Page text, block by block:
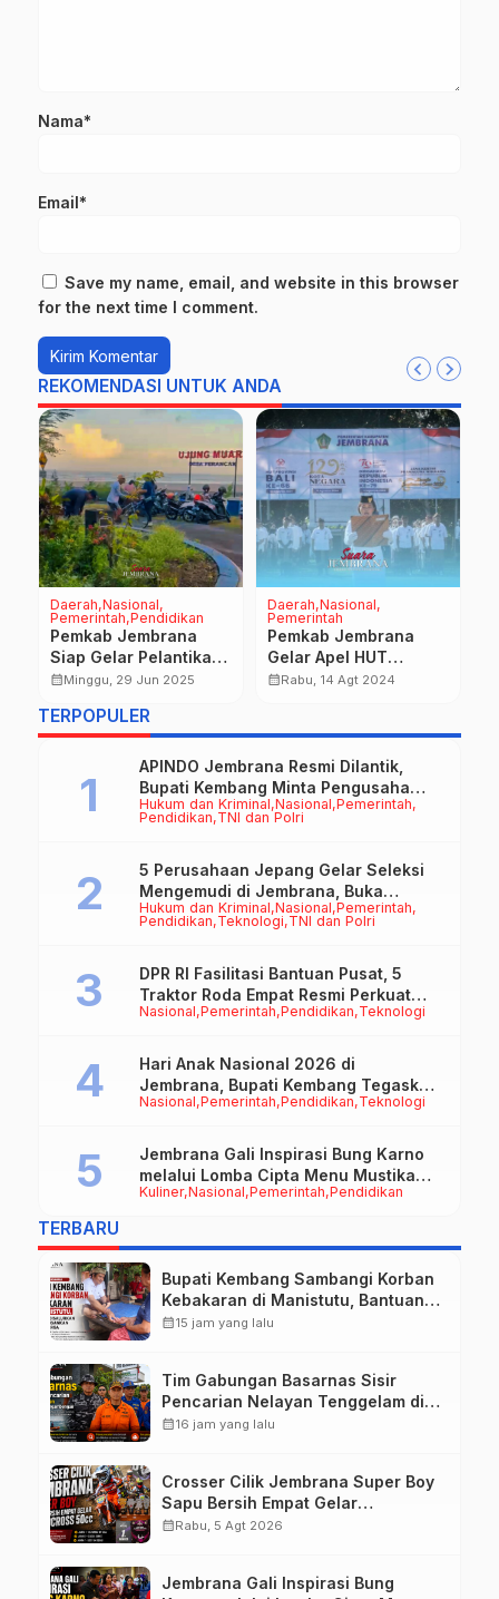
Nama*
Email*
Save my name, email, and website in this browser
for the next time I comment.
REKOMENDASI UNTUK ANDA
Daerah Nasional
Pemerintah Pendidikan
Pemkab Jembrana
Siap Gelar Pelantikan
P3K di Taman Ujung
calendar_monthMinggu, 29 Jun 2025
Daerah Nasional
Pemerintah
Pemkab Jembrana
Gelar Apel HUT
Provinsi Bali “Prajahita
calendar_monthRabu, 14 Agt 2024
TERPOPULER
Hukum dan Kriminal Nasional Pemerintah
Pendidikan TNI dan Polri
APINDO Jembrana Resmi Dilantik,
Bupati Kembang Minta Pengusaha
Jadi Motor Penggerak Ekonomi
Hukum dan Kriminal Nasional Pemerintah
Pendidikan Teknologi TNI dan Polri
5 Perusahaan Jepang Gelar Seleksi
Mengemudi di Jembrana, Buka
Peluang Kerja bagi Calon PMI
Nasional Pemerintah Pendidikan Teknologi
DPR RI Fasilitasi Bantuan Pusat, 5
Traktor Roda Empat Resmi Perkuat
Mekanisasi Pertanian Jembrana
Nasional Pemerintah Pendidikan Teknologi
Hari Anak Nasional 2026 di
Jembrana, Bupati Kembang Tegaskan
Pentingnya Karakter dan Budaya di
Kuliner Nasional Pemerintah Pendidikan
Jembrana Gali Inspirasi Bung Karno
melalui Lomba Cipta Menu Mustika
Rasa
TERBARU
Bupati Kembang Sambangi Korban
Kebakaran di Manistutu, Bantuan
Disalurkan untuk Ringankan Beban
calendar_month15 jam yang lalu
Tim Gabungan Basarnas Sisir
Pencarian Nelayan Tenggelam di
Perairan Pantai Pengambengan
calendar_month16 jam yang lalu
Crosser Cilik Jembrana Super Boy
Sapu Bersih Empat Gelar
Motocross 50cc
calendar_monthRabu, 5 Agt 2026
Jembrana Gali Inspirasi Bung